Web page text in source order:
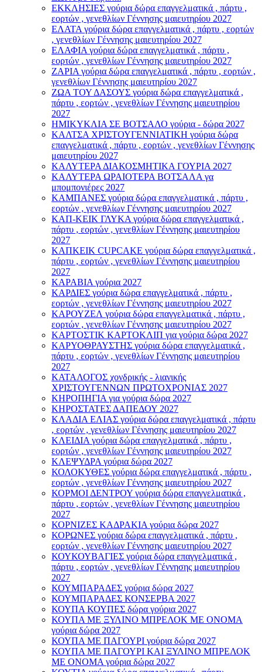
ΕΚΚΛΗΣΙΕΣ γούρια δώρα επαγγελματικά , πάρτυ ,
εορτών , γενεθλίων Γέννησης μαιευτηρίου 2027
ΕΛΑΤΑ γούρια δώρα επαγγελματικά , πάρτυ , εορτών
, γενεθλίων Γέννησης μαιευτηρίου 2027
ΕΛΑΦΙΑ γούρια δώρα επαγγελματικά , πάρτυ ,
εορτών , γενεθλίων Γέννησης μαιευτηρίου 2027
ΖΑΡΙΑ γούρια δώρα επαγγελματικά , πάρτυ , εορτών ,
γενεθλίων Γέννησης μαιευτηρίου 2027
ΖΩΑ ΤΟΥ ΔΑΣΟΥΣ γούρια δώρα επαγγελματικά ,
πάρτυ , εορτών , γενεθλίων Γέννησης μαιευτηρίου
2027
ΗΜΙΚΥΚΛΙΑ ΣΕ ΒΟΤΣΑΛΟ γούρια - δώρα 2027
ΚΑΛΤΣΑ ΧΡΙΣΤΟΥΓΕΝΝΙΑΤΙΚΗ γούρια δώρα
επαγγελματικά , πάρτυ , εορτών , γενεθλίων Γέννησης
μαιευτηρίου 2027
ΚΑΛΥΤΕΡΑ ΔΙΑΚΟΣΜΗΤΙΚΑ ΓΟΥΡΙΑ 2027
ΚΑΛΥΤΕΡΑ ΩΡΑΙΟΤΕΡΑ ΒΟΤΣΑΛΑ γα
μπομπονιέρες 2027
ΚΑΜΠΑΝΕΣ γούρια δώρα επαγγελματικά , πάρτυ ,
εορτών , γενεθλίων Γέννησης μαιευτηρίου 2027
ΚΑΠ-ΚΕΙΚ ΓΛΥΚΑ γούρια δώρα επαγγελματικά ,
πάρτυ , εορτών , γενεθλίων Γέννησης μαιευτηρίου
2027
ΚΑΠΚΕΙΚ CUPCAKE γούρια δώρα επαγγελματικά ,
πάρτυ , εορτών , γενεθλίων Γέννησης μαιευτηρίου
2027
ΚΑΡΑΒΙΑ γούρια 2027
ΚΑΡΔΙΕΣ γούρια δώρα επαγγελματικά , πάρτυ ,
εορτών , γενεθλίων Γέννησης μαιευτηρίου 2027
ΚΑΡΟΥΖΕΛ γούρια δώρα επαγγελματικά , πάρτυ ,
εορτών , γενεθλίων Γέννησης μαιευτηρίου 2027
ΚΑΡΤΟΣΤΙΚ ΚΑΡΤΟΚΛΙΠ για γούρια δώρα 2027
ΚΑΡΥΟΘΡΑΥΣΤΗΣ γούρια δώρα επαγγελματικά ,
πάρτυ , εορτών , γενεθλίων Γέννησης μαιευτηρίου
2027
ΚΑΤΑΛΟΓΟΣ χονδρικής - λιανικής
ΧΡΙΣΤΟΥΓΕΝΝΩΝ ΠΡΩΤΟΧΡΟΝΙΑΣ 2027
ΚΗΡΟΠΗΓΙΑ για γούρια δώρα 2027
ΚΗΡΟΣΤΑΤΕΣ ΔΑΠΕΔΟΥ 2027
ΚΛΑΔΙΑ ΕΛΙΑΣ γούρια δώρα επαγγελματικά , πάρτυ
, εορτών , γενεθλίων Γέννησης μαιευτηρίου 2027
ΚΛΕΙΔΙΑ γούρια δώρα επαγγελματικά , πάρτυ ,
εορτών , γενεθλίων Γέννησης μαιευτηρίου 2027
ΚΛΕΨΥΔΡΑ γούρια δώρα 2027
ΚΟΛΟΚΥΘΕΣ γούρια δώρα επαγγελματικά , πάρτυ ,
εορτών , γενεθλίων Γέννησης μαιευτηρίου 2027
ΚΟΡΜΟΙ ΔΕΝΤΡΟΥ γούρια δώρα επαγγελματικά ,
πάρτυ , εορτών , γενεθλίων Γέννησης μαιευτηρίου
2027
ΚΟΡΝΙΖΕΣ ΚΑΔΡΑΚΙΑ γούρια δώρα 2027
ΚΟΡΩΝΕΣ γούρια δώρα επαγγελματικά , πάρτυ ,
εορτών , γενεθλίων Γέννησης μαιευτηρίου 2027
ΚΟΥΚΟΥΒΑΓΙΕΣ γούρια δώρα επαγγελματικά ,
πάρτυ , εορτών , γενεθλίων Γέννησης μαιευτηρίου
2027
ΚΟΥΜΠΑΡΑΔΕΣ γούρια δώρα 2027
ΚΟΥΜΠΑΡΑΔΕΣ ΚΟΝΣΕΡΒΑ 2027
ΚΟΥΠΑ ΚΟΥΠΕΣ δώρα γούρια 2027
ΚΟΥΠΑ ΜΕ ΞΥΛΙΝΟ ΜΠΡΕΛΟΚ ΜΕ ΟΝΟΜΑ
γούρια δώρα 2027
ΚΟΥΠΑ ΜΕ ΠΑΓΟΥΡΙ γούρια δώρα 2027
ΚΟΥΠΑ ΜΕ ΠΑΓΟΥΡΙ ΚΑΙ ΞΥΛΙΝΟ ΜΠΡΕΛΟΚ
ΜΕ ΟΝΟΜΑ γούρια δώρα 2027